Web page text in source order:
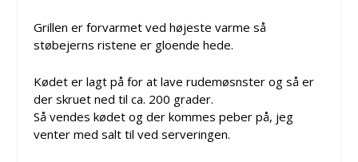
Grillen er forvarmet ved højeste varme så
støbejerns ristene er gloende hede.
Kødet er lagt på for at lave rudemøsnster og så er
der skruet ned til ca. 200 grader.
Så vendes kødet og der kommes peber på, jeg
venter med salt til ved serveringen.